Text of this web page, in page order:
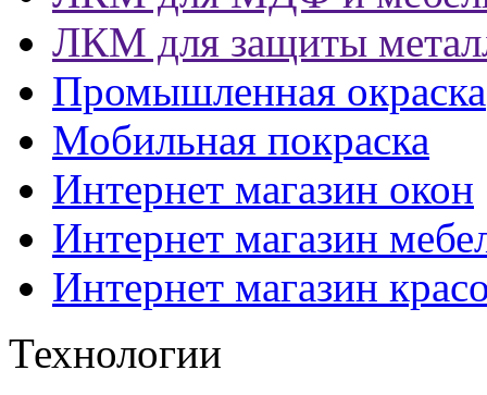
ЛКМ для защиты
Промышленная окраска
Мобильная покраска
Интернет магазин окон
Интернет магазин
Интернет магазин
Технологии